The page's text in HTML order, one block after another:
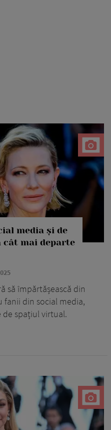
media și de
cât mai departe
să împărtășească din
fanii din social media,
de spațiul virtual.